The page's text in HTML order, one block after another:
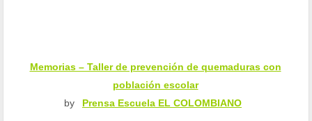
Memorias – Taller de prevención de quemaduras con
población escolar
by
Prensa Escuela EL COLOMBIANO